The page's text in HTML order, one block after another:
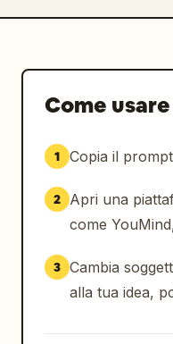
Come
1 Copia il
2
Apri una
come
3 Cambia
alla tua idea,